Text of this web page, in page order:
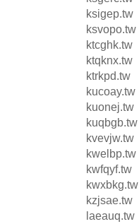
ksigep.tw
ksvopo.tw
ktcghk.tw
ktqknx.tw
ktrkpd.tw
kucoay.tw
kuonej.tw
kuqbgb.tw
kvevjw.tw
kwelbp.tw
kwfqyf.tw
kwxbkg.tw
kzjsae.tw
laeauq.tw